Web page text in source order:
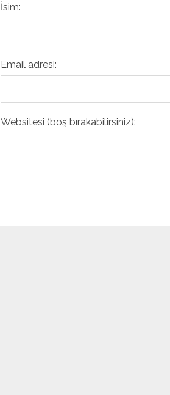
İsim:
Email adresi:
Websitesi (boş bırakabilirsiniz):